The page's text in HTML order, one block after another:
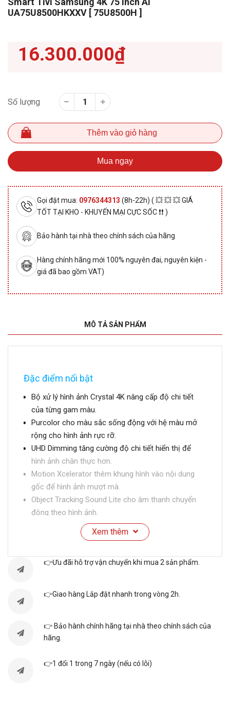
UA75U8500HKXXV [ 75U8500H ]
16.300.000₫
Số lượng
Thêm vào giỏ hàng
Mua ngay
Gọi đặt mua: 0976344313 (8h-22h) ( 💥 💥 💥 GIÁ
TỐT TẠI KHO - KHUYẾN MẠI CỰC SỐC ❗❗ )
Bảo hành tại nhà theo chính sách của hãng
Hàng chính hãng mới 100% nguyên đai, nguyên kiện -
giá đã bao gồm VAT)
MÔ TẢ SẢN PHẨM
Đặc điểm nổi bật
Bộ xử lý hình ảnh Crystal 4K nâng cấp độ chi tiết
của từng gam màu.
Purcolor cho màu sắc sống động với hệ màu mở
rộng cho hình ảnh rực rỡ.
UHD Dimming tăng cường độ chi tiết hiển thị để
hình ảnh chân thực hơn.
Motion Xcelerator thêm khung hình vào nội dung
gốc để hình ảnh mượt mà.
Object Tracking Sound Lite cho âm thanh chuyển
động theo hình ảnh.
Q symphony Next tạo nên âm thanh hài hòa hoàn
hảo giữa loa thanh và loa của TV.
bởi công nghệ hình ảnh HDR10.
ảnh cho bạn cảm nhận chi tiết nhất.
Loại Tivi: Smart Tivi
Độ phân giải: 4K (Ultra HD)
Xem thêm
👉Ưu đãi hỗ trợ vận chuyển khi mua 2 sản phẩm.
👉Giao hàng Lắp đặt nhanh trong vòng 2h.
👉 Bảo hành chính hãng tại nhà theo chính sách của
hãng.
👉1 đổi 1 trong 7 ngày (nếu có lỗi)